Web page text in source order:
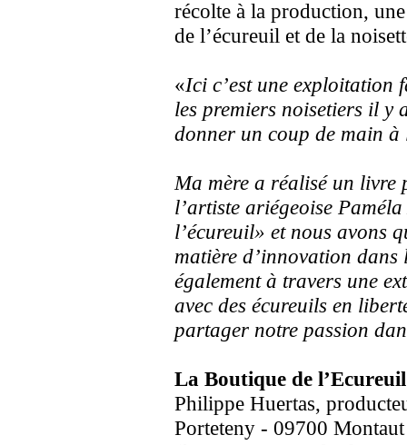
récolte à la production,
de l’écureuil et de la
«Ici c’est une exploitation
les premiers noisetiers il y
donner un coup de main à
Ma mère a réalisé un
l’artiste ariégeoise
l’écureuil» et nous avons
matière d’innovation dans
également à travers une
avec des écureuils en
partager notre passion
La Boutique de l’Ecureuil
Philippe Huertas,
Porteteny - 09700 Montaut